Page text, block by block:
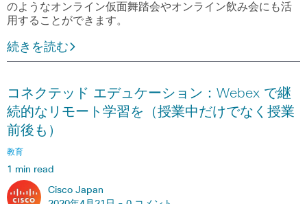
のようなオンライン仮面舞踏会やオンライン飲み会にも活
用することができます。
続きを読む
コネクテッド エデュケーション：Webex で継
続的なリモート学習を（授業中だけでなく授業
前後も）
教育
1 min read
Cisco Japan